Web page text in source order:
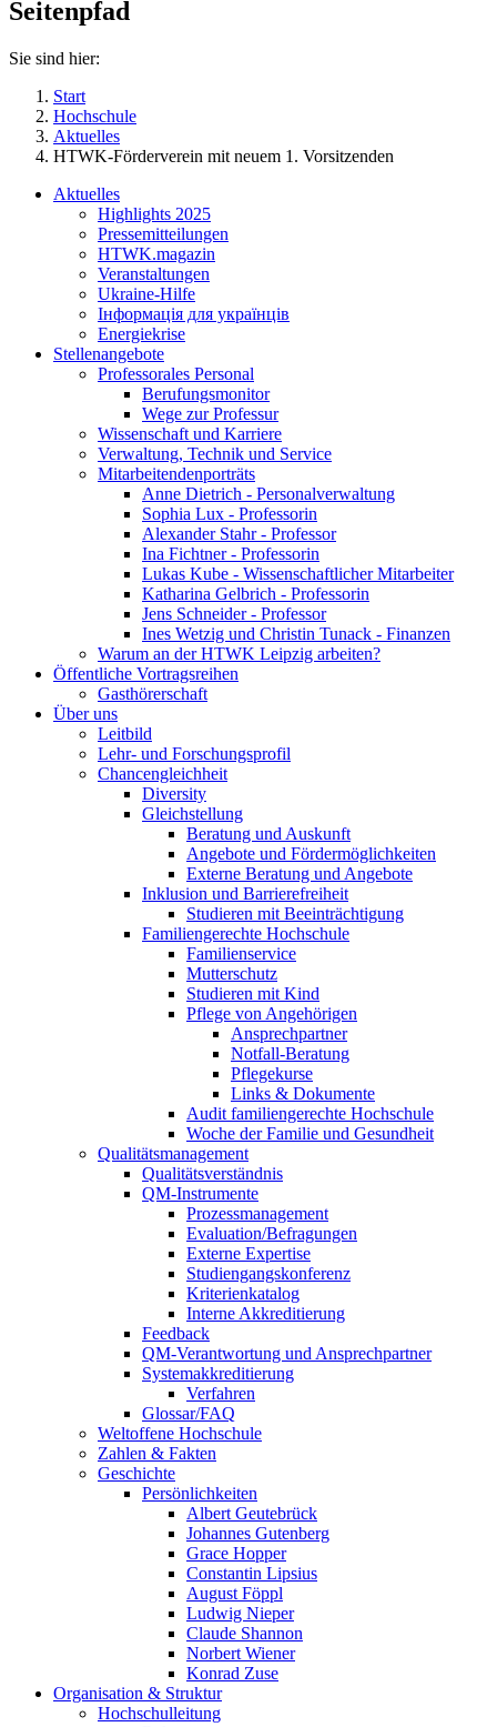
Seitenpfad
Sie sind hier:
Start
Hochschule
Aktuelles
HTWK-Förderverein mit neuem 1. Vorsitzenden
Aktuelles
Highlights 2025
Pressemitteilungen
HTWK.magazin
Veranstaltungen
Ukraine-Hilfe
Інформація для українців
Energiekrise
Stellenangebote
Professorales Personal
Berufungsmonitor
Wege zur Professur
Wissenschaft und Karriere
Verwaltung, Technik und Service
Mitarbeitendenporträts
Anne Dietrich - Personalverwaltung
Sophia Lux - Professorin
Alexander Stahr - Professor
Ina Fichtner - Professorin
Lukas Kube - Wissenschaftlicher Mitarbeiter
Katharina Gelbrich - Professorin
Jens Schneider - Professor
Ines Wetzig und Christin Tunack - Finanzen
Warum an der HTWK Leipzig arbeiten?
Öffentliche Vortragsreihen
Gasthörerschaft
Über uns
Leitbild
Lehr- und Forschungsprofil
Chancengleichheit
Diversity
Gleichstellung
Beratung und Auskunft
Angebote und Fördermöglichkeiten
Externe Beratung und Angebote
Inklusion und Barrierefreiheit
Studieren mit Beeinträchtigung
Familiengerechte Hochschule
Familienservice
Mutterschutz
Studieren mit Kind
Pflege von Angehörigen
Ansprechpartner
Notfall-Beratung
Pflegekurse
Links & Dokumente
Audit familiengerechte Hochschule
Woche der Familie und Gesundheit
Qualitätsmanagement
Qualitätsverständnis
QM-Instrumente
Prozessmanagement
Evaluation/Befragungen
Externe Expertise
Studiengangskonferenz
Kriterienkatalog
Interne Akkreditierung
Feedback
QM-Verantwortung und Ansprechpartner
Systemakkreditierung
Verfahren
Glossar/FAQ
Weltoffene Hochschule
Zahlen & Fakten
Geschichte
Persönlichkeiten
Albert Geutebrück
Johannes Gutenberg
Grace Hopper
Constantin Lipsius
August Föppl
Ludwig Nieper
Claude Shannon
Norbert Wiener
Konrad Zuse
Organisation & Struktur
Hochschulleitung